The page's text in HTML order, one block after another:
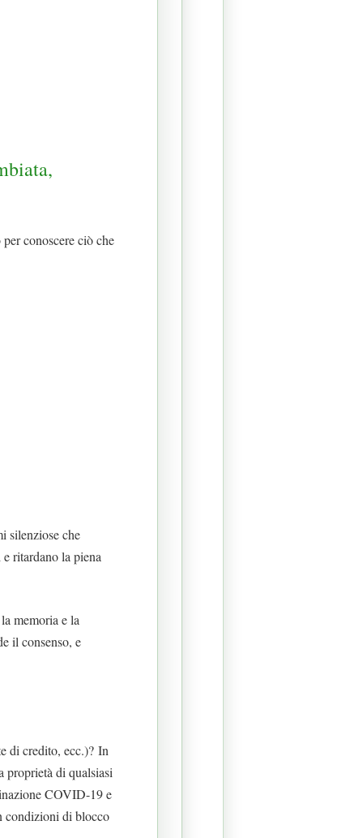
conoscere ciò che
silenziose che
ritardano la piena
memoria e la
il consenso, e
di credito, ecc.)? In
proprietà di qualsiasi
COVID-19 e
condizioni di blocco